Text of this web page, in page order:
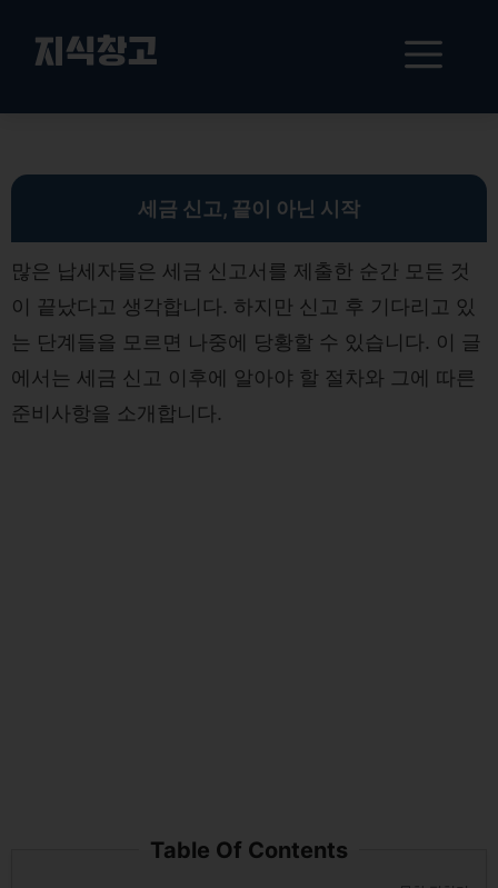
뛰
지식창고
메
뉴
세금 신고, 끝이 아닌 시작
많은 납세자들은 세금 신고서를 제출한 순간 모든 것
이 끝났다고 생각합니다. 하지만 신고 후 기다리고 있
는 단계들을 모르면 나중에 당황할 수 있습니다. 이 글
에서는 세금 신고 이후에 알아야 할 절차와 그에 따른
준비사항을 소개합니다.
Table Of Contents